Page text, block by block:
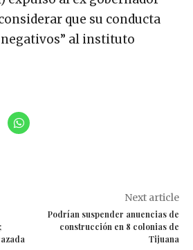
que su conducta
al instituto
Next article
Podrían suspender anuencias de
construcción en 8 colonias de
Tijuana